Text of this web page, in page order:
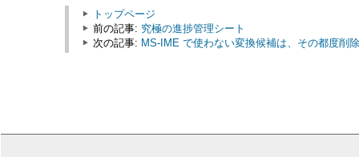
トップページ
前の記事: 究極の進捗管理シート
次の記事: MS-IME で使わない変換候補は、その都度削除